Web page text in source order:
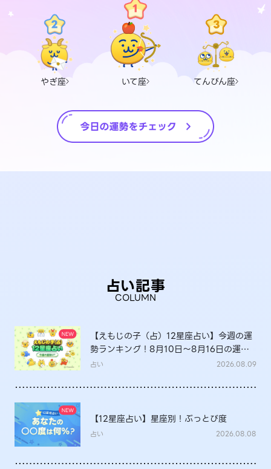
やぎ座 いて座 てんびん座
占い記事
COLUMN
【えもじの子（占）12星座占い】今週の運
勢ランキング！8月10日～8月16日の運勢
は？
占い 2026.08.09
【12星座占い】星座別！ぶっとび度
占い 2026.08.08